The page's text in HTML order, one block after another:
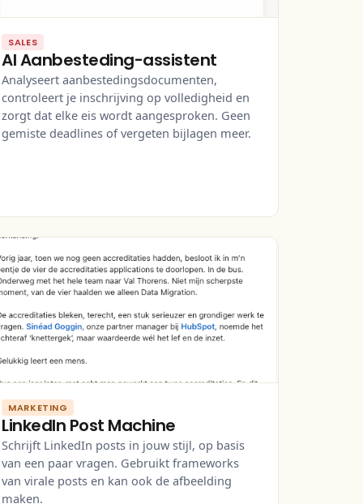
SALES
AI Aanbesteding-assistent
Analyseert aanbestedingsdocumenten,
controleert je inschrijving op volledigheid en
zorgt dat elke eis wordt aangesproken. Geen
gemiste deadlines of vergeten bijlagen meer.
MARKETING
LinkedIn Post Machine
Schrijft LinkedIn posts in jouw stijl, op basis
van een paar vragen. Gebruikt frameworks
van virale posts en kan ook de afbeelding
maken.